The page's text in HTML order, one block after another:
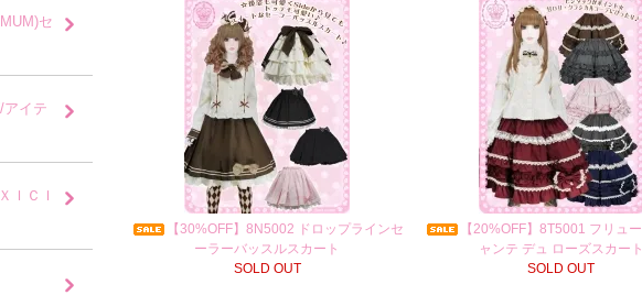
【30%OFF】8N5002 ドロップラインセ
ーラーバッスルスカート
SOLD OUT
【20%OFF】8T5001 フリュ
ャンテ デュ ローズスカート
SOLD OUT
セ
アイテ
ＩＣＩ